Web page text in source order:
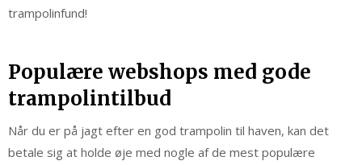
trampolinfund!
Populære webshops med gode
trampolintilbud
Når du er på jagt efter en god trampolin til haven, kan det
betale sig at holde øje med nogle af de mest populære